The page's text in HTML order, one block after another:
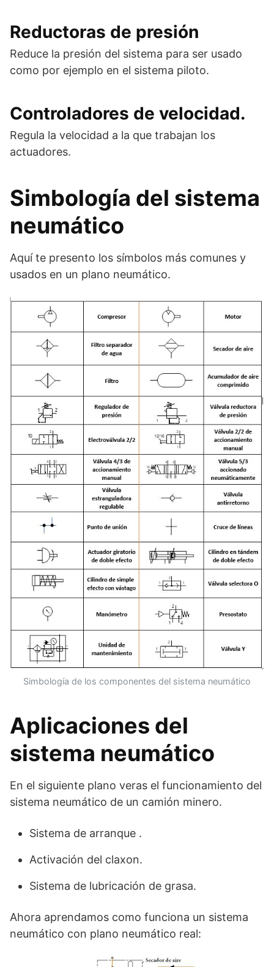
Reductoras de presión
Reduce la presión del sistema para ser usado
como por ejemplo en el sistema piloto.
Controladores de velocidad.
Regula la velocidad a la que trabajan los
actuadores.
Simbología del sistema
neumático
Aquí te presento los símbolos más comunes y
usados en un plano neumático.
Simbología de los componentes del sistema neumático
Aplicaciones del
sistema neumático
En el siguiente plano veras el funcionamiento del
sistema neumático de un camión minero.
Sistema de arranque .
Activación del claxon.
Sistema de lubricación de grasa.
Ahora aprendamos como funciona un sistema
neumático con plano neumático real: